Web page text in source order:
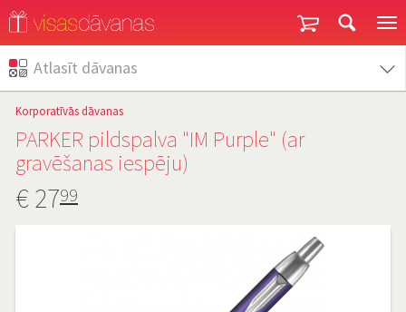
Atlasīt dāvanas
Korporatīvās dāvanas
PARKER pildspalva "IM Purple" (ar
gravēšanas iespēju)
€2799